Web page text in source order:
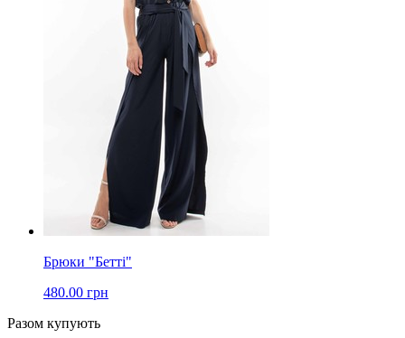
Брюки "Бетті"
480.00 грн
Разом купують